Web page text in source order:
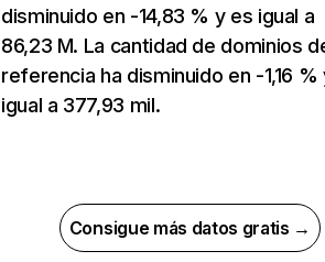
disminuido en -14,83 % y es igual a
86,23 M. La cantidad de dominios
referencia ha disminuido en -1,16 %
igual a 377,93 mil.
Consigue más datos gratis →